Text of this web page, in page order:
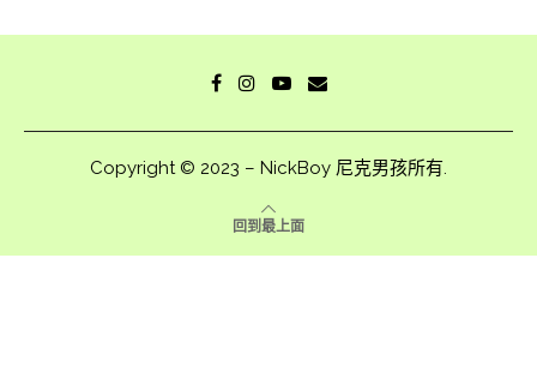
Copyright © 2023 – NickBoy 尼克男孩所有.
回到最上面